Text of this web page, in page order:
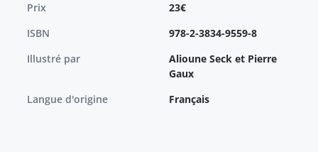
Prix
23€
ISBN
978-2-3834-9559-8
Illustré par
Alioune Seck et Pierre
Gaux
Langue d'origine
Français